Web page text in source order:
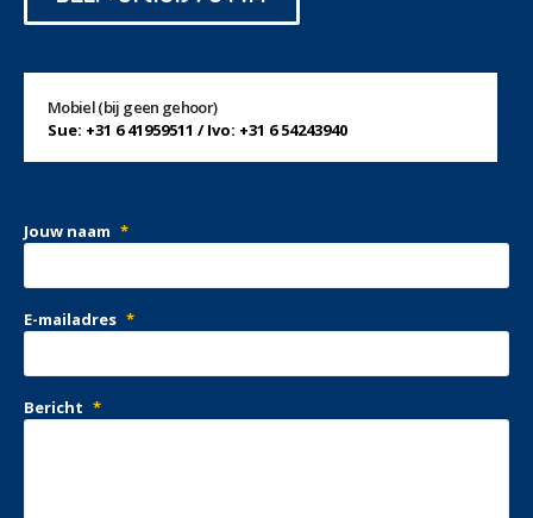
Mobiel (bij geen gehoor)
Sue: +31 6 41959511 / Ivo: +31 6 54243940
Jouw naam *
E-mailadres *
Bericht *